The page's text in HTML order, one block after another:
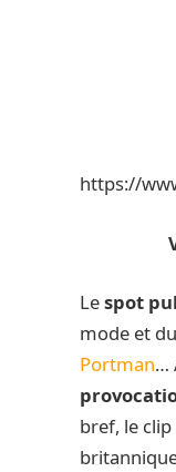
https://
Lespot
mode et
Portman…
bref, le